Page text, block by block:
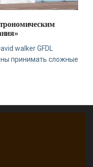
walker GFDL
принимать сложные